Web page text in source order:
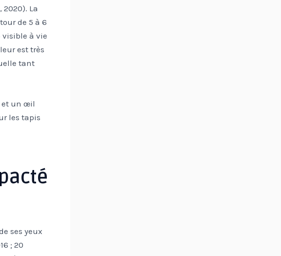
La
de 5 à 6
visible à vie
est très
tant
et un œil
les tapis
ses yeux
; 20